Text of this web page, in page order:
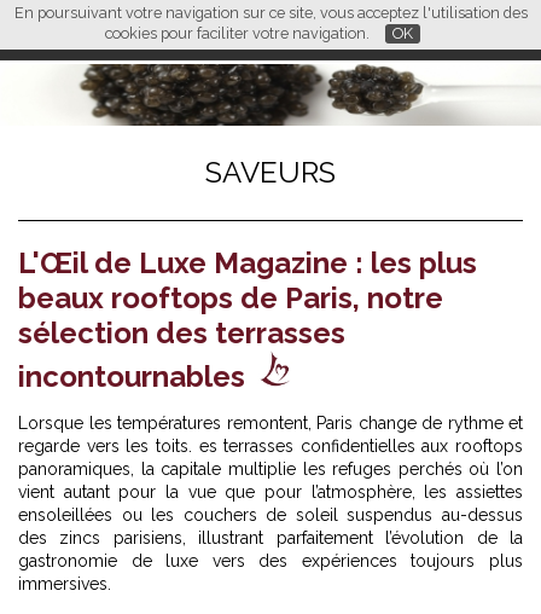
En poursuivant votre navigation sur ce site, vous acceptez l'utilisation des
cookies pour faciliter votre navigation.
OK
FR EN CN
L M
SAVEURS
L'Œil de Luxe Magazine : les plus
beaux rooftops de Paris, notre
sélection des terrasses
incontournables
Lorsque les températures remontent, Paris change de rythme et
regarde vers les toits. es terrasses confidentielles aux rooftops
panoramiques, la capitale multiplie les refuges perchés où l’on
vient autant pour la vue que pour l’atmosphère, les assiettes
ensoleillées ou les couchers de soleil suspendus au-dessus
des zincs parisiens, illustrant parfaitement l’évolution de la
gastronomie de luxe vers des expériences toujours plus
immersives.